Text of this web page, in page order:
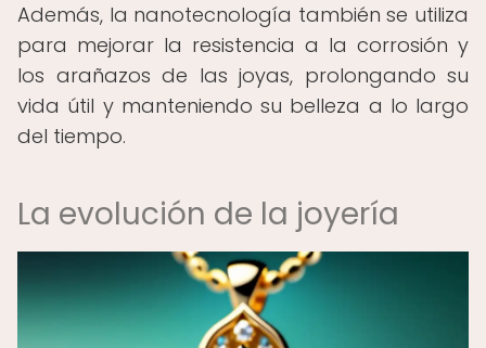
Además, la nanotecnología también se utiliza
para mejorar la resistencia a la corrosión y
los arañazos de las joyas, prolongando su
vida útil y manteniendo su belleza a lo largo
del tiempo.
La evolución de la joyería